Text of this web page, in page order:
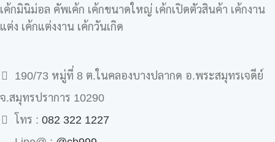
เค้กมินิม่อล คัพเค้ก เค้กขนาดใหญ่ เค้กเปิดตัวสินค้า เค้กงาน
แต่ง เค้กแต่งงาน เค้กวันเกิด
190/73 หมู่ที่ 8 ต.ในคลองบางปลากด อ.พระสมุทรเจดีย์
จ.สมุทรปราการ 10290
โทร : 082 322 1227